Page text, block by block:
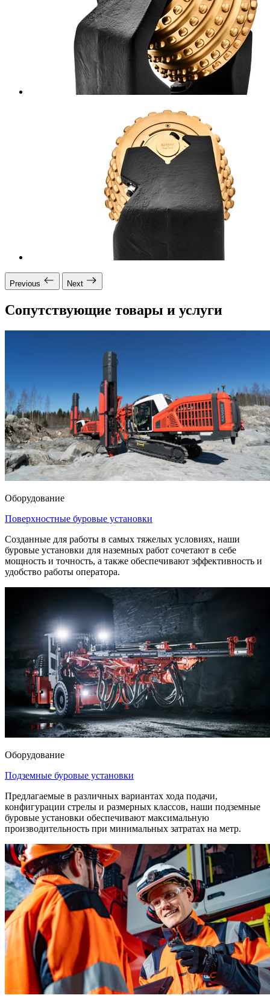
Previous Next
Сопутствующие товары и услуги
Оборудование
Поверхностные буровые установки
Созданные для работы в самых тяжелых условиях, наши
буровые установки для наземных работ сочетают в себе
мощность и точность, а также обеспечивают эффективность и
удобство работы оператора.
Оборудование
Подземные буровые установки
Предлагаемые в различных вариантах хода подачи,
конфигурации стрелы и размерных классов, наши подземные
буровые установки обеспечивают максимальную
производительность при минимальных затратах на метр.